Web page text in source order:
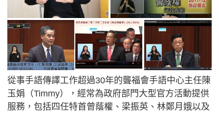
從事手語傳譯工作超過30年的聾福會手語中心主任陳
玉娟（Timmy），經常為政府部門大型官方活動提供
服務，包括四任特首曾蔭權、梁振英、林鄭月娥以及